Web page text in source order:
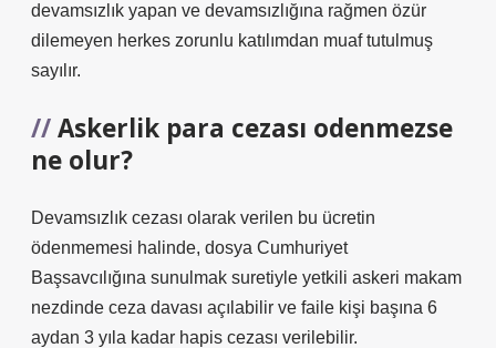
devamsızlık yapan ve devamsızlığına rağmen özür
dilemeyen herkes zorunlu katılımdan muaf tutulmuş
sayılır.
Askerlik para cezası odenmezse
ne olur?
Devamsızlık cezası olarak verilen bu ücretin
ödenmemesi halinde, dosya Cumhuriyet
Başsavcılığına sunulmak suretiyle yetkili askeri makam
nezdinde ceza davası açılabilir ve faile kişi başına 6
aydan 3 yıla kadar hapis cezası verilebilir.